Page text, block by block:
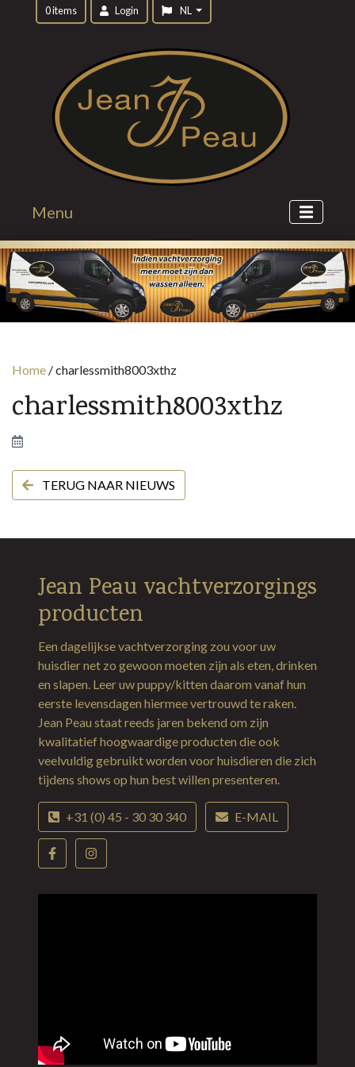
0 items Login NL
Menu
Home /charlessmith8003xthz
charlessmith8003xthz
TERUG NAAR NIEUWS
Jean Peau vachtverzorgings
producten
Een dagelijkse vachtverzorging zou voor uw
huisdier net zo gewoon moeten zijn als eten, drinken
en slapen. Leer uw puppy/kitten daarom vanaf hun
eerste levensdagen hiermee vertrouwd te raken.
Jean Peau staat reeds jaren bekend om zijn
kwalitatief hoogwaardige producten die ook
veelvuldig gebruikt worden voor huisdieren die zich
tijdens shows op hun best willen presenteren.
+31 (0) 45 - 30 30 340 E-MAIL